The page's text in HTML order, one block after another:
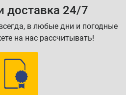
доставка 24/7
в любые дни и погодные
на нас рассчитывать!